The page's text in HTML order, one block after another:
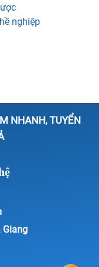
nghiệp
NHANH, TUYỂN
Giang